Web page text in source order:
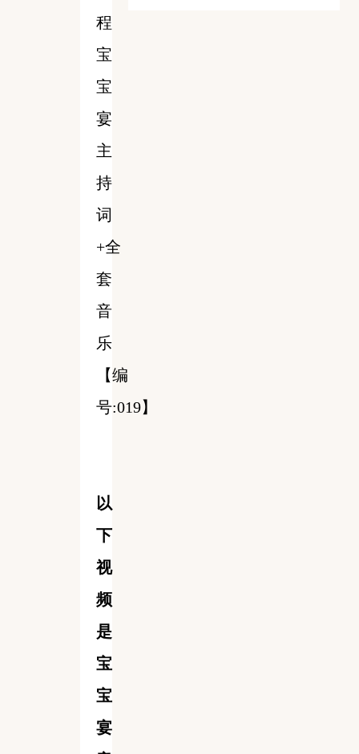
程
宝
宝
宴
主
持
词
+全
套
音
乐
【编
号:019】
以
下
视
频
是
宝
宝
宴